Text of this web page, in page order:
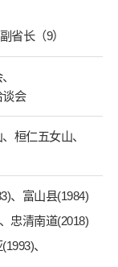
省长（9）
会
桓仁五女山、
、富山县(1984)
忠清南道(2018)
、